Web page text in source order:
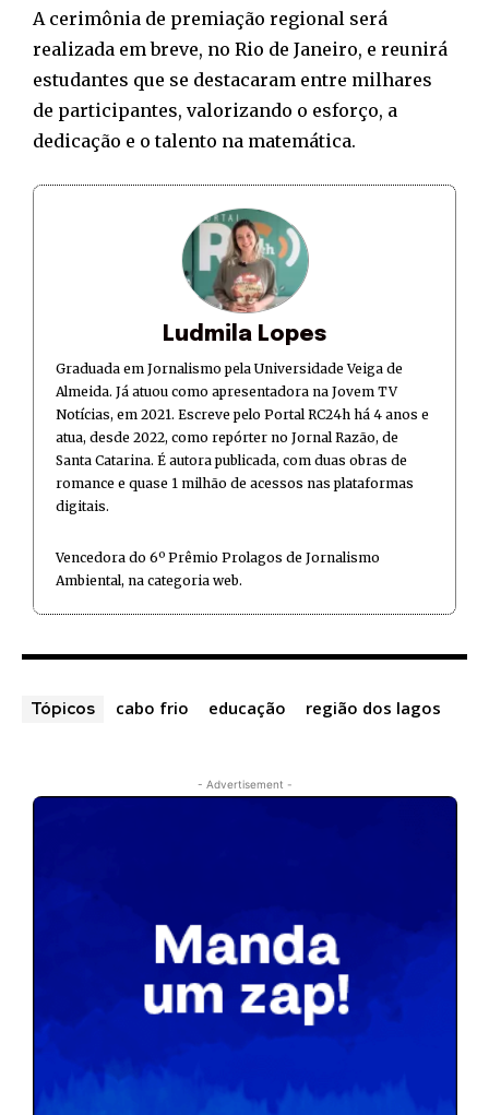
A cerimônia de premiação regional será
realizada em breve, no Rio de Janeiro, e reunirá
estudantes que se destacaram entre milhares
de participantes, valorizando o esforço, a
dedicação e o talento na matemática.
Ludmila Lopes
Graduada em Jornalismo pela Universidade Veiga de
Almeida. Já atuou como apresentadora na Jovem TV
Notícias, em 2021. Escreve pelo Portal RC24h há 4 anos e
atua, desde 2022, como repórter no Jornal Razão, de
Santa Catarina. É autora publicada, com duas obras de
romance e quase 1 milhão de acessos nas plataformas
digitais.
Vencedora do 6º Prêmio Prolagos de Jornalismo
Ambiental, na categoria web.
Tópicos cabo frio educação região dos lagos
- Advertisement -